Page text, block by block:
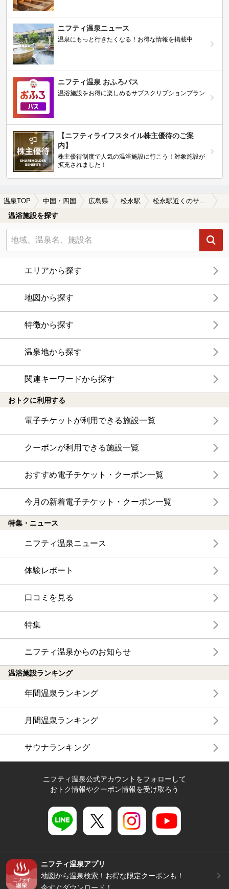
ニフティ温泉ニュース
温泉にもっと行きたくなる！お得な情報を掲載中
ニフティ温泉 おふろパス
温浴施設をお得に楽しめるサブスクリプションプラン
【ニフティライフスタイル株主優待のご案
内】
株主優待制度で人気の温浴施設に行こう！対象施設が
拡充されました！
温泉TOP 中国・四国 広島県 松永駅
温浴施設を探す
エリアから探す
地図から探す
特徴から探す
温泉地から探す
関連キーワードから探す
おトクに利用する
電子チケットが利用できる施設一覧
クーポンが利用できる施設一覧
おすすめ電子チケット・クーポン一覧
今月の新着電子チケット・クーポン一覧
特集・ニュース
ニフティ温泉ニュース
体験レポート
口コミを見る
特集
ニフティ温泉からのお知らせ
温浴施設ランキング
年間温泉ランキング
月間温泉ランキング
サウナランキング
ニフティ温泉公式アカウントをフォローして
おトク情報やクーポン情報を受け取ろう
ニフティ温泉アプリ
地図から温泉検索！お得な限定クーポンも！
今すぐダウンロード！